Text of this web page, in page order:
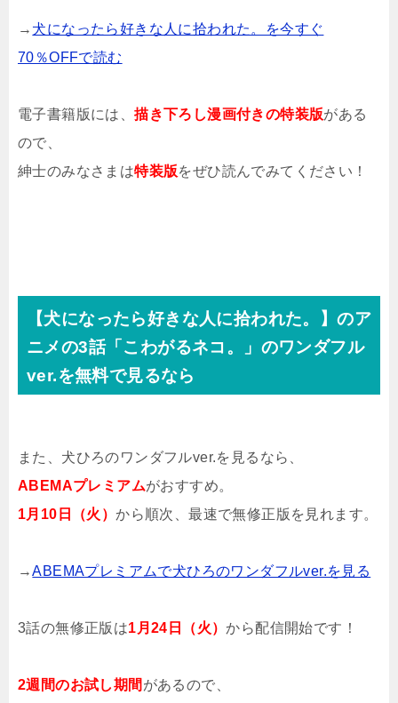
→ 犬になったら好きな人に拾われた。を今すぐ
70％OFFで読む
電子書籍版には、描き下ろし漫画付きの特装版がある
ので、
紳士のみなさまは特装版をぜひ読んでみてください！
【犬になったら好きな人に拾われた。】のア
ニメの3話「こわがるネコ。」のワンダフル
ver.を無料で見るなら
また、犬ひろのワンダフルver.を見るなら、
ABEMAプレミアムがおすすめ。
1月10日（火）から順次、最速で無修正版を見れます。
→ABEMAプレミアムで犬ひろのワンダフルver.を見る
3話の無修正版は1月24日（火）から配信開始です！
2週間のお試し期間 があるので、